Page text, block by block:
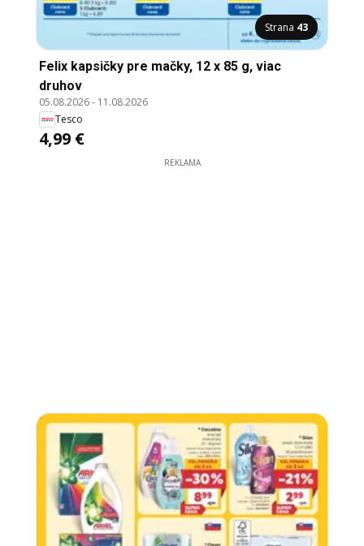
Strana 43
Felix kapsičky pre mačky, 12 x 85 g, viac
druhov
05.08.2026- 11.08.2026
Tesco
4,99 €
REKLAMA